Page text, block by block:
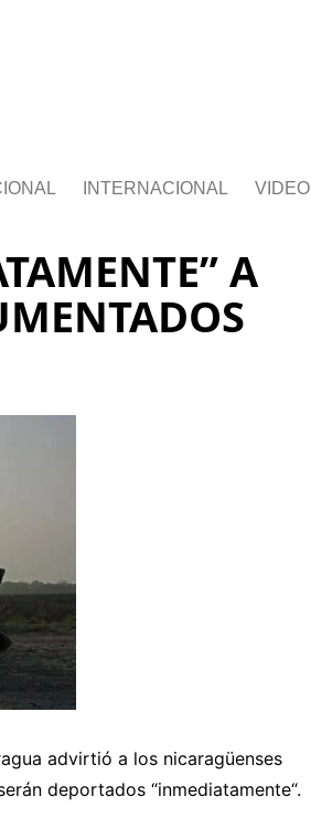
INTERNACIONAL VIDEO
A
advirtió a los nicaragüenses
deportados “inmediatamente“.